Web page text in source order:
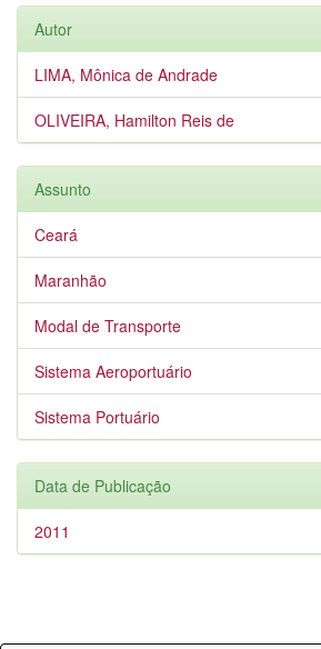
Autor
LIMA, Mônica de Andrade
OLIVEIRA, Hamilton Reis de
Assunto
Ceará
Maranhão
Modal de Transporte
Sistema Aeroportuário
Sistema Portuário
Data de Publicação
2011